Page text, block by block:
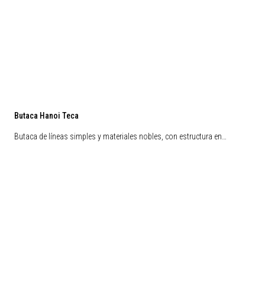
Butaca Hanoi Teca
Butaca de líneas simples y materiales nobles, con estructura en…